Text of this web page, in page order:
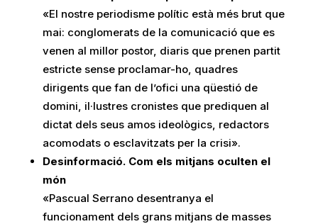
«El nostre periodisme polític està més brut que
mai: conglomerats de la comunicació que es
venen al millor postor, diaris que prenen partit
estricte sense proclamar-ho, quadres
dirigents que fan de l’ofici una qüestió de
domini, il·lustres cronistes que prediquen al
dictat dels seus amos ideològics, redactors
acomodats o esclavitzats per la crisi».
Desinformació. Com els mitjans oculten el
món
«Pascual Serrano desentranya el
funcionament dels grans mitjans de masses